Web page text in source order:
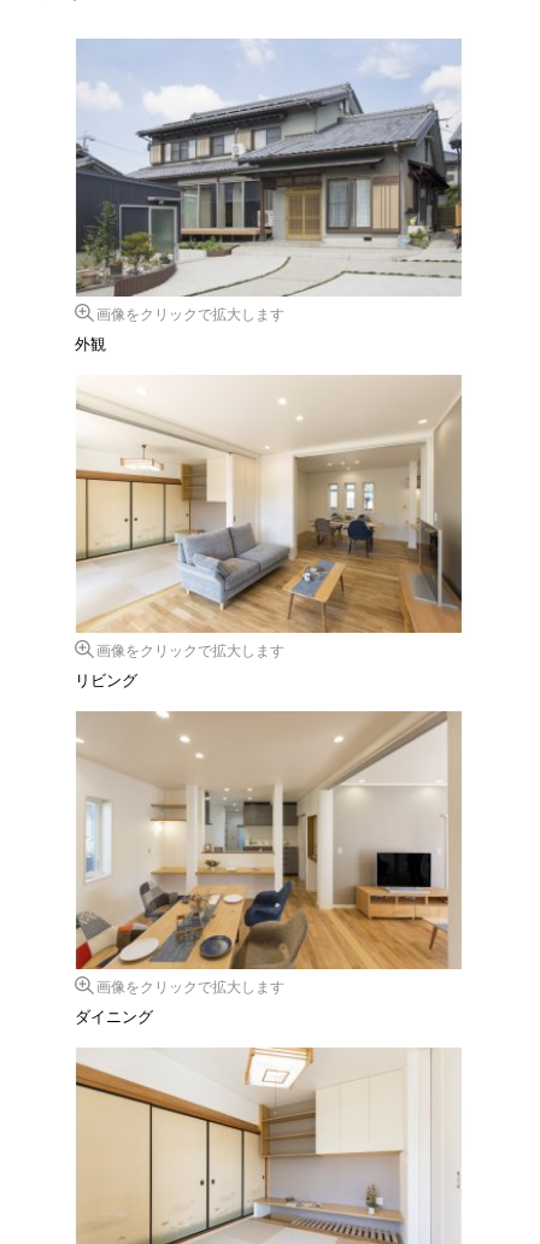
画像をクリックで拡大します
外観
画像をクリックで拡大します
リビング
画像をクリックで拡大します
ダイニング